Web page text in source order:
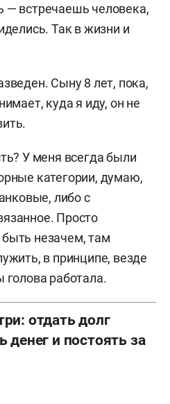
встречаешь человека,
Так в жизни и
Сыну 8 лет, пока,
куда я иду, он не
У меня всегда были
категории, думаю,
либо с
Просто
незачем, там
в принципе, везде
голова работала.
отдать долг
денег и постоять за